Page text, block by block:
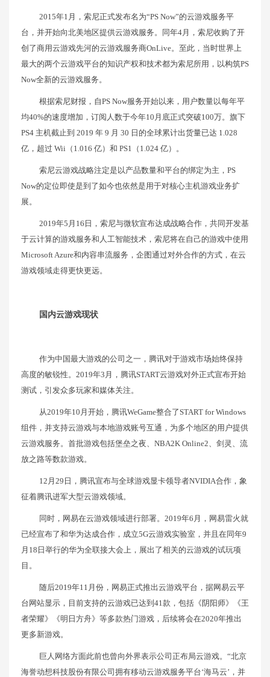
2015年1月，索尼正式发布名为“PS Now”的云游戏服务平
台，并开始向北美地区提供云游戏服务。同年4月，索尼收购了开
创了商用云游戏先河的云游戏服务商OnLive。至此，当时世界上
最大的两个云游戏平台的知识产权和技术都为索尼所用，以构筑PS
Now全新的云游戏服务。
根据索尼财报，自PS Now服务开始以来，用户数量以每年平
均40%的速度增加，订阅人数于今年10月底正式突破100万。旗下
PS4 主机截止到 2019 年 9 月 30 日的全球累计出货量已达 1.028
亿，超过 Wii（1.016 亿）和 PS1（1.024 亿）。
索尼云游戏战略注定是以产品数量和平台的绑定为主，PS
Now的定位即使是到了如今也依然是用于对核心主机游戏业务扩
展。
2019年5月16日，索尼与微软宣布达成战略合作，共同开发基
于云计算的游戏服务和人工智能技术，索尼将在自己的游戏中使用
Microsoft Azure和内容串流服务，企图通过对外合作的方式，在云
游戏领域走得更快更远。
国内云游戏现状
作为中国最大游戏的公司之一，腾讯对于游戏市场始终保持
高度的敏锐性。2019年3月，腾讯START云游戏对外正式宣布开始
测试，引发众多玩家和媒体关注。
从2019年10月开始，腾讯WeGame整合了START for Windows
组件，并支持云游戏与本地游戏账号互通，为多个地区的用户提供
云游戏服务。首批游戏包括堡垒之夜、NBA2K Online2、剑灵、流
放之路等数款游戏。
12月29日，腾讯宣布与全球游戏显卡领导者NVIDIA合作，象
征着腾讯进军大型云游戏领域。
同时，网易在云游戏领域进行部署。2019年6月，网易雷火就
已经宣布了和华为达成合作，成立5G云游戏实验室，并且在同年9
月18日举行的华为全联接大会上，展出了相关的云游戏的试玩项
目。
随后2019年11月份，网易正式推出云游戏平台，据网易云平
台网站显示，目前支持的云游戏已达到41款，包括《阴阳师》《王
者荣耀》《明日方舟》等多款热门游戏，后续将会在2020年推出
更多新游戏。
巨人网络方面此前也曾向外界表示公司正布局云游戏。“北京
海誉动想科技股份有限公司拥有移动云游戏服务平台‘海马云’，并